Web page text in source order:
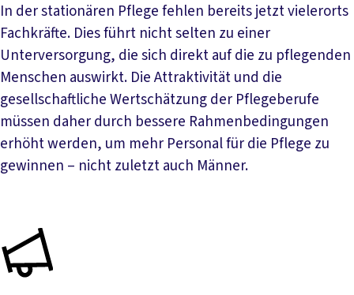
In der stationären Pflege fehlen bereits jetzt vielerorts
Fachkräfte. Dies führt nicht selten zu einer
Unterversorgung, die sich direkt auf die zu pflegenden
Menschen auswirkt. Die Attraktivität und die
gesellschaftliche Wertschätzung der Pflegeberufe
müssen daher durch bessere Rahmenbedingungen
erhöht werden, um mehr Personal für die Pflege zu
gewinnen – nicht zuletzt auch Männer.